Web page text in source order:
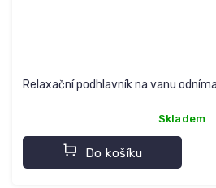
Relaxační podhlavník na vanu
Skladem
Do košíku